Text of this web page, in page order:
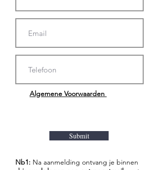
Algemene Voorwaarden
Submit
Nb1: Na aanmelding ontvang je binnen